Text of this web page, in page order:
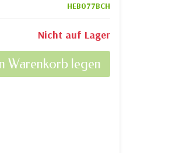
HEB077BCH
Nicht auf Lager
Warenkorb legen